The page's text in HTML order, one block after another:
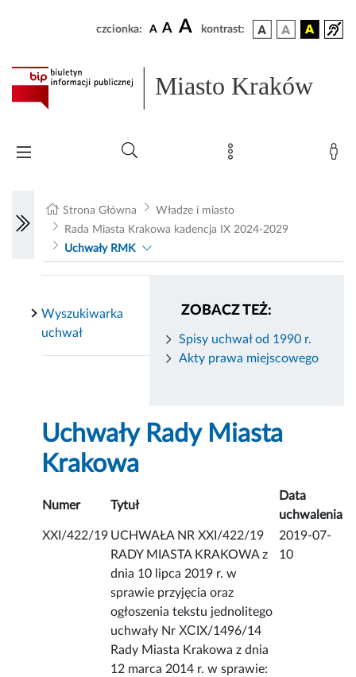
czcionka: A A A kontrast:
Miasto Kraków
Strona Główna
Władze i miasto
Rada Miasta Krakowa kadencja IX 2024-2029
Uchwały RMK
ZOBACZ TEŻ:
Spisy uchwał od 1990 r.
Akty prawa miejscowego
Wyszukiwarka
uchwał
Uchwały Rady Miasta
Krakowa
Numer Tytuł
Data
uchwalenia
XXI/422/19 UCHWAŁA NR XXI/422/19
RADY MIASTA KRAKOWA z
dnia 10 lipca 2019 r. w
sprawie przyjęcia oraz
ogłoszenia tekstu jednolitego
uchwały Nr ХСIX/1496/14
Rady Miasta Krakowa z dnia
12 marca 2014 r. w sprawie:
2019-07-
10